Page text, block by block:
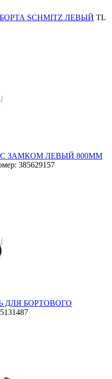
SCHMITZ ЛЕВЫЙ TL
С ЗАМКОМ ЛЕВЫЙ 800ММ
385629157
ДЛЯ БОРТОВОГО